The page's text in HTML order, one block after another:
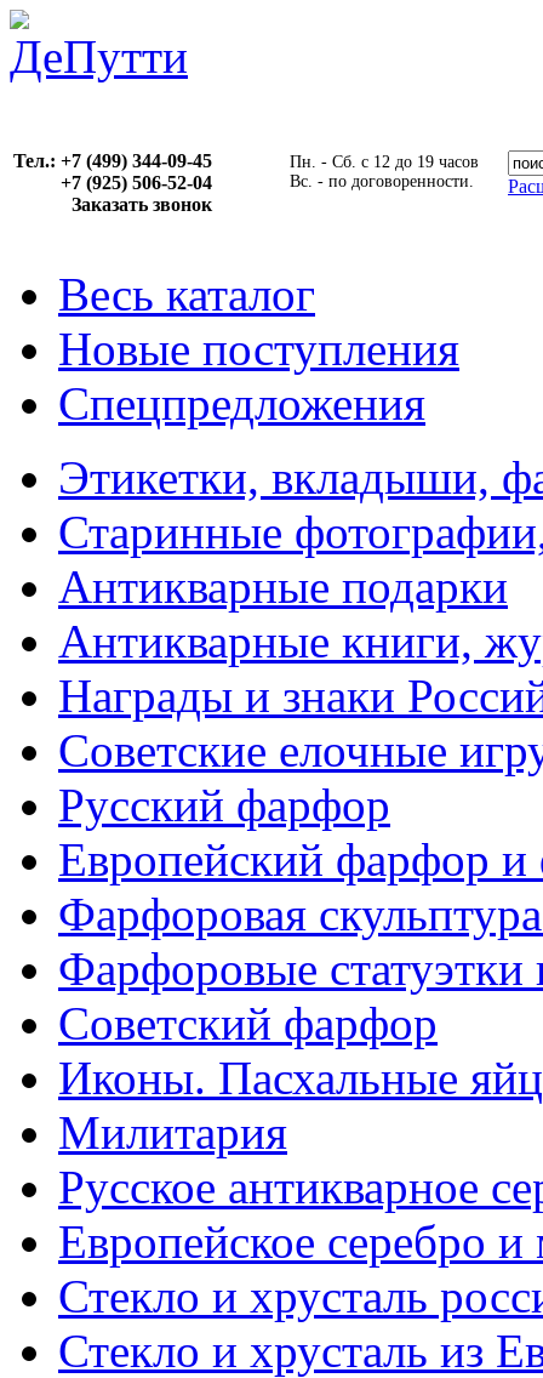
Тел.: +7 (499) 344-09-45
(925) 506-52-04
Заказать звонок
Пн. - Сб. с 12 до 19 часов
Вс. - по договоренности.
Весь каталог
Новые поступления
Спецпредложения
Этикетки, вкладыши,
Старинные
Антикварные подарки
Антикварные книги,
Награды и знаки
Советские елочные
Русский фарфор
Европейский фарфор и
Фарфоровая
Фарфоровые
Советский фарфор
Иконы. Пасхальные
Милитария
Русское антикварное
Европейское серебро
Стекло и хрусталь
Стекло и хрусталь из